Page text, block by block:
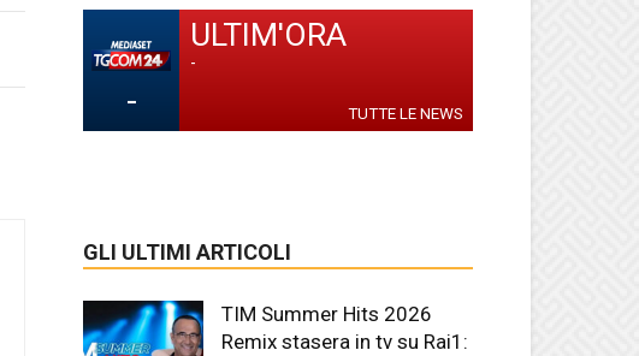
-
ULTIM'ORA
-
TUTTE LE NEWS
GLI ULTIMI ARTICOLI
TIM Summer Hits 2026
Remix stasera in tv su Rai1: